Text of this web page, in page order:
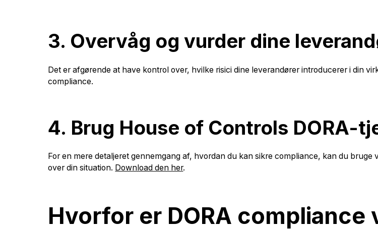
3. Overvåg og vurder dine
Det er afgørende at have kontrol over, hvilke risici dine leverandører introducerer i din
compliance.
4. Brug House of Controls DORA-
For en mere detaljeret gennemgang af, hvordan du kan sikre compliance, kan du
over din situation. Download den her.
Hvorfor er DORA compliance